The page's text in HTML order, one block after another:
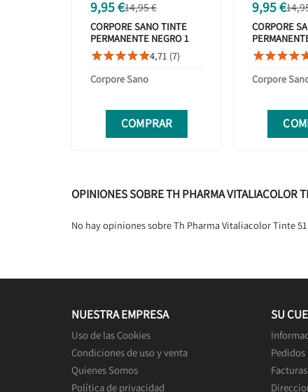
9,95 €14,95 €
CORPORE SANO TINTE
PERMANENTE NEGRO 1
140ML
4,71 (7)
Corpore Sano
COMPRAR
9,95 €
CORPORE
6.43 140ML

Corpore
OPINIONES SOBRE TH PHARMA VITALIACOLOR
No hay opiniones sobre Th Pharma Vitaliacolor Tinte
NUESTRA EMPRESA
Uso de las Cookies
Condiciones de uso y venta
Quienes Somos
Política de privacidad
SU
Pedidos